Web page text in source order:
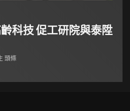
科技 促工研院與泰陞
頭條